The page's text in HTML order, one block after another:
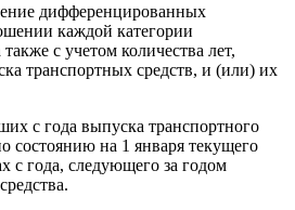
дифференцированных
каждой категории
с учетом количества лет,
транспортных средств, и (или) их
с года выпуска транспортного
состоянию на 1 января текущего
с года, следующего за годом